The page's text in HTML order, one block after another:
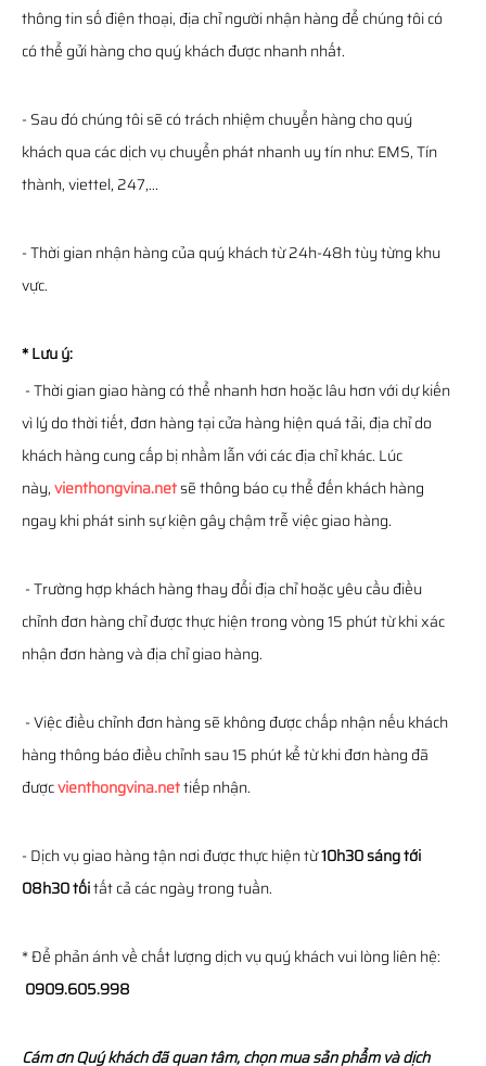
thông tin số điện thoại, địa chỉ người nhận hàng để chúng tôi có
có thể gửi hàng cho quý khách được nhanh nhất.
- Sau đó chúng tôi sẽ có trách nhiệm chuyển hàng cho quý
khách qua các dịch vụ chuyển phát nhanh uy tín như: EMS, Tín
thành, viettel, 247,...
- Thời gian nhận hàng của quý khách từ 24h-48h tùy từng khu
vực.
* Lưu ý:
- Thời gian giao hàng có thể nhanh hơn hoặc lâu hơn với dự kiến
vì lý do thời tiết, đơn hàng tại cửa hàng hiện quá tải, địa chỉ do
khách hàng cung cấp bị nhầm lẫn với các địa chỉ khác. Lúc
này,vienthongvina.netsẽ thông báo cụ thể đến khách hàng
ngay khi phát sinh sự kiện gây chậm trễ việc giao hàng.
- Trường hợp khách hàng thay đổi địa chỉ hoặc yêu cầu điều
chỉnh đơn hàng chỉ được thực hiện trong vòng 15 phút từ khi xác
nhận đơn hàng và địa chỉ giao hàng.
- Việc điều chỉnh đơn hàng sẽ không được chấp nhận nếu khách
hàng thông báo điều chỉnh sau 15 phút kể từ khi đơn hàng đã
đượcvienthongvina.nettiếp nhận.
- Dịch vụ giao hàng tận nơi được thực hiện từ10h30 sáng tới
08h30 tốitất cả các ngày trong tuần.
* Để phản ánh về chất lượng dịch vụ quý khách vui lòng liên hệ:
0909.605.998
Cám ơn Quý khách đã quan tâm, chọn mua sản phẩm và dịch